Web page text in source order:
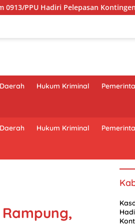
Pelepasan Kontingen Cabang
Daerah Hukum Kriminal
Daerah Hukum Kriminal